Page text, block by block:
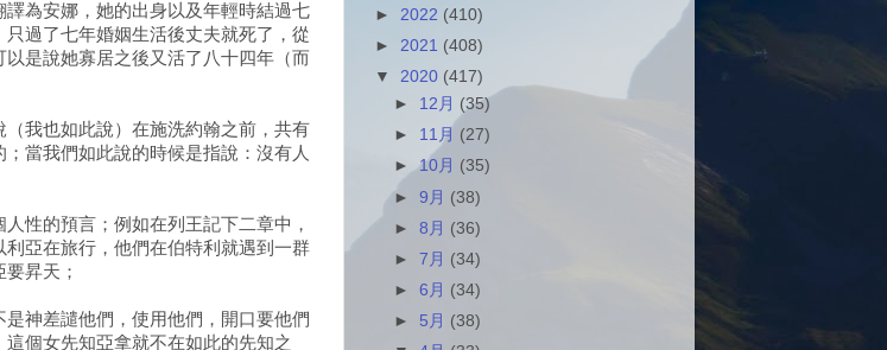
為安娜，她的出身以及年輕時結過七
過了七年婚姻生活後丈夫就死了，從
是說她寡居之後又活了八十四年（而
我也如此說）在施洗約翰之前，共有
當我們如此說的時候是指說：沒有人
性的預言；例如在列王記下二章中，
亞在旅行，他們在伯特利就遇到一群
昇天；
神差譴他們，使用他們，開口要他們
個女先知亞拿就不在如此的先知之
► 2022 (410)
► 2021 (408)
▼ 2020 (417)
► 12月 (35)
► 11月 (27)
►10月 (35)
►9月 (38)
►8月 (36)
►7月 (34)
►6月 (34)
► 5月 (38)